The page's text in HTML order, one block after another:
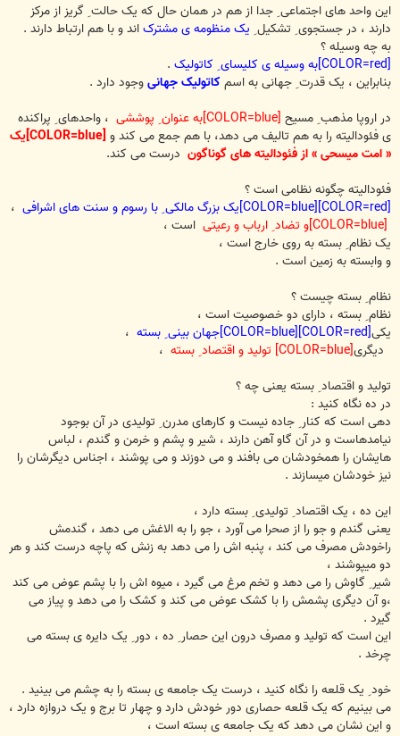
این واحد های اجتماعی ِ جدا از هم در همان حال که یک حالت ِ گریز از مرکز
دارند ، در جستجوی ِ تشکیل ِیک منظومه ی مشترکاند و با هم ارتباط دارند .
به چه وسیله ؟
.
بنابراین ، یک قدرت ِ جهانی به اسم کاتولیک جهانیوجود دارد .
در اروپا مذهب ِ مسیح
، واحدهای ِ پراکنده
ی فئودالیته را به هم تالیف می دهد، با هم جمع می کند و
[COLOR=blue]یک
« امت میسحی » از فئودالیته های گوناگون درست می کند.
فئودالیته چگونه نظامی است ؟
،
است ،
یک نظام ِ بسته به روی خارج است ،
و وابسته به زمین است .
نظام ِ بسته چیست ؟
نظام ِ بسته ، دارای دو خصوصیت است ،
یکی[COLOR=red][COLOR=blue]جهان بینی ِ بسته
،
دیگری[COLOR=blue] تولید و اقتصاد ِ بسته
،
تولید و اقتصاد ِ بسته یعنی چه ؟
در ده نگاه کنید :
دهی است که کنار ِ جاده نیست و کارهای مدرن ِ تولیدی در آن بوجود
نیامدهاست و در آن گاو آهن دارند ، شیر و پشم و خرمن و گندم ، لباس
هایشان را همخودشان می بافند و می دوزند و می پوشند ، اجناس دیگرشان را
نیز خودشان میسازند .
این ده ، یک اقتصاد ِ تولیدی ِ بسته دارد ،
یعنی گندم و جو را از صحرا می آورد ، جو را به الاغش می دهد ، گندمش
راخودش مصرف می کند ، پنبه اش را می دهد به زنش که پاچه درست کند و هر
دو میپوشند ،
شیر ِ گاوش را می دهد و تخم مرغ می گیرد ، میوه اش را با پشم عوض می کند
،و آن دیگری پشمش را با کشک عوض می کند و کشک را می دهد و پیاز می
گیرد .
این است که تولید و مصرف درون این حصار ِ ده ، دور ِ یک دایره ی بسته می
چرخد .
خود ِ یک قلعه را نگاه کنید ، درست یک جامعه ی بسته را به چشم می بینید .
می بینیم که یک قلعه حصاری دور خودش دارد و چهار تا برج و یک دروازه دارد ،
و این نشان می دهد که یک جامعه ی بسته است ،